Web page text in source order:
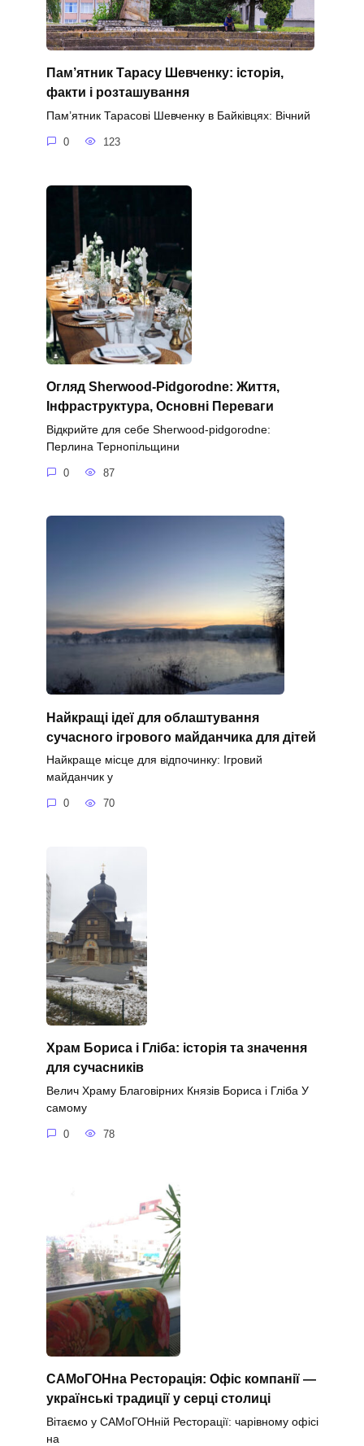
Пам’ятник Тарасу Шевченку: історія,
факти і розташування
Пам’ятник Тарасові Шевченку в Байківцях: Вічний
0 123
Огляд Sherwood-Pidgorodne: Життя,
Інфраструктура, Основні Переваги
Відкрийте для себе Sherwood-pidgorodne:
Перлина Тернопільщини
0 87
Найкращі ідеї для облаштування
сучасного ігрового майданчика для дітей
Найкраще місце для відпочинку: Ігровий
майданчик у
0 70
Храм Бориса і Гліба: історія та значення
для сучасників
Велич Храму Благовірних Князів Бориса і Гліба У
самому
0 78
САМоГОНна Ресторація: Офіс компанії —
українські традиції у серці столиці
Вітаємо у САМоГОНній Ресторації: чарівному офісі
на